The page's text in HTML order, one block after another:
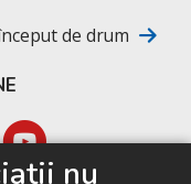
de drum
nu